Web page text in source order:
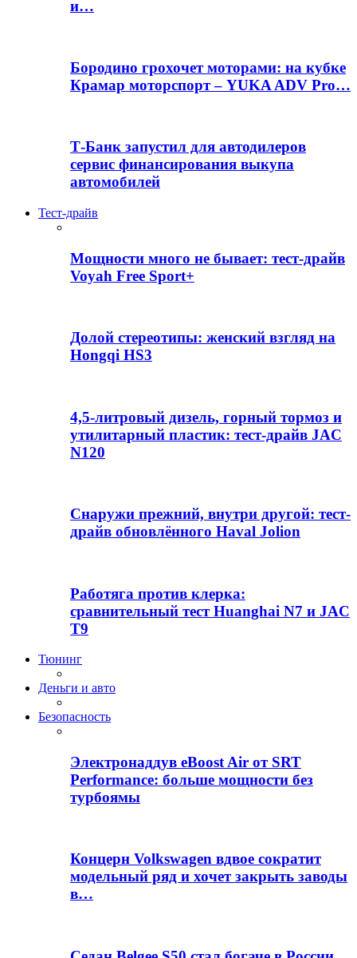
и…
Бородино грохочет моторами: на кубке
Крамар моторспорт – YUKA ADV Pro…
Т-Банк запустил для автодилеров
сервис финансирования выкупа
автомобилей
Тест-драйв
Мощности много не бывает: тест-драйв
Voyah Free Sport+
Долой стереотипы: женский взгляд на
Hongqi HS3
4,5-литровый дизель, горный тормоз и
утилитарный пластик: тест-драйв JAC
N120
Снаружи прежний, внутри другой: тест-
драйв обновлённого Haval Jolion
Работяга против клерка:
сравнительный тест Huanghai N7 и JAC
T9
Тюнинг
Деньги и авто
Безопасность
Электронаддув eBoost Air от SRT
Performance: больше мощности без
турбоямы
Концерн Volkswagen вдвое сократит
модельный ряд и хочет закрыть заводы
в…